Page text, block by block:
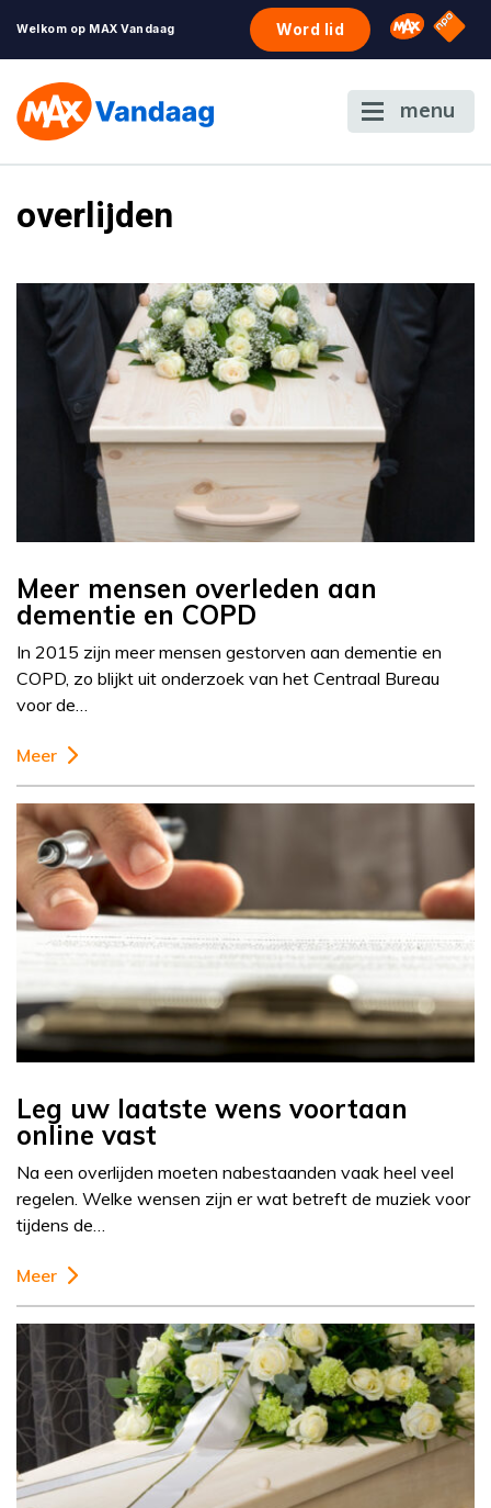
Welkom op MAX Vandaag Word lid Omroep
NPO
menu
overlijden
Meer mensen overleden aan
dementie en COPD
In 2015 zijn meer mensen gestorven aan dementie en
COPD, zo blijkt uit onderzoek van het Centraal Bureau
voor de…
Meer
Leg uw laatste wens voortaan
online vast
Na een overlijden moeten nabestaanden vaak heel veel
regelen. Welke wensen zijn er wat betreft de muziek voor
tijdens de…
Meer